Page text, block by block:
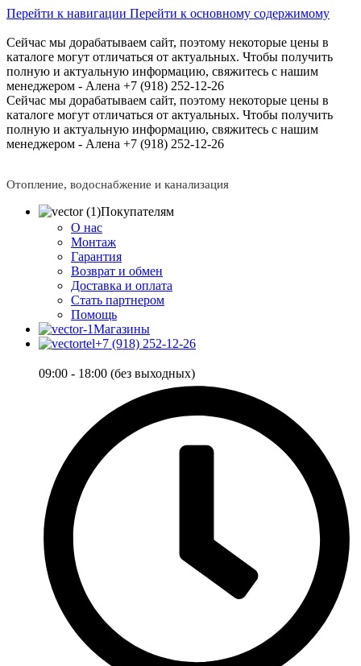
Перейти к навигации Перейти к основному содержимому
Сейчас мы дорабатываем сайт, поэтому некоторые цены в
каталоге могут отличаться от актуальных. Чтобы получить
полную и актуальную информацию, свяжитесь с нашим
менеджером - Алена +7 (918) 252-12-26
Сейчас мы дорабатываем сайт, поэтому некоторые цены в
каталоге могут отличаться от актуальных. Чтобы получить
полную и актуальную информацию, свяжитесь с нашим
менеджером - Алена +7 (918) 252-12-26
Отопление, водоснабжение и канализация
Покупателям
О нас
Монтаж
Гарантия
Возврат и обмен
Доставка и оплата
Стать партнером
Помощь
Магазины
+7 (918) 252-12-26
09:00 - 18:00 (без выходных)